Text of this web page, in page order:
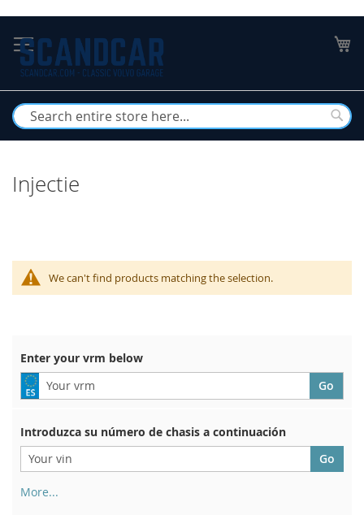
to
Content
Injectie
We can't find products matching the selection.
Enter your vrm below
Introduzca su número de chasis a continuación
More...